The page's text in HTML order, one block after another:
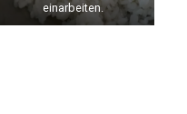
einarbeiten.